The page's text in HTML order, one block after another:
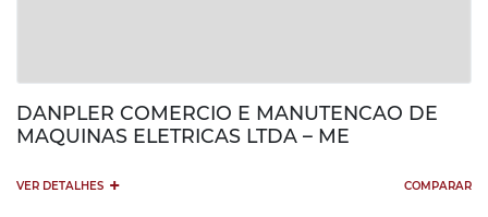
DANPLER COMERCIO E MANUTENCAO DE
MAQUINAS ELETRICAS LTDA – ME
VER DETALHES + COMPARAR